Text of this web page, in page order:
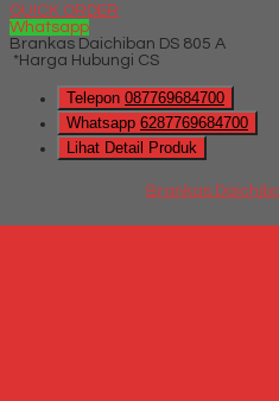
QUICK ORDER
Whatsapp
Brankas Daichiban DS 805 A
*Harga Hubungi CS
Telepon 087769684700
Whatsapp 6287769684700
Lihat Detail Produk
Brankas